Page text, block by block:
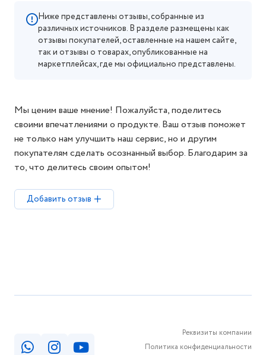
Ниже представлены отзывы, собранные из
различных источников. В разделе размещены как
отзывы покупателей, оставленные на нашем сайте,
так и отзывы о товарах, опубликованные на
маркетплейсах, где мы официально представлены.
Мы ценим ваше мнение! Пожалуйста, поделитесь
своими впечатлениями о продукте. Ваш отзыв поможет
не только нам улучшить наш сервис, но и другим
покупателям сделать осознанный выбор. Благодарим за
то, что делитесь своим опытом!
Добавить отзыв
Реквизиты компании
Политика конфиденциальности